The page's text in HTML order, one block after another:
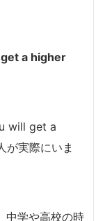
a higher
will get a
実際にいま
中学や高校の時